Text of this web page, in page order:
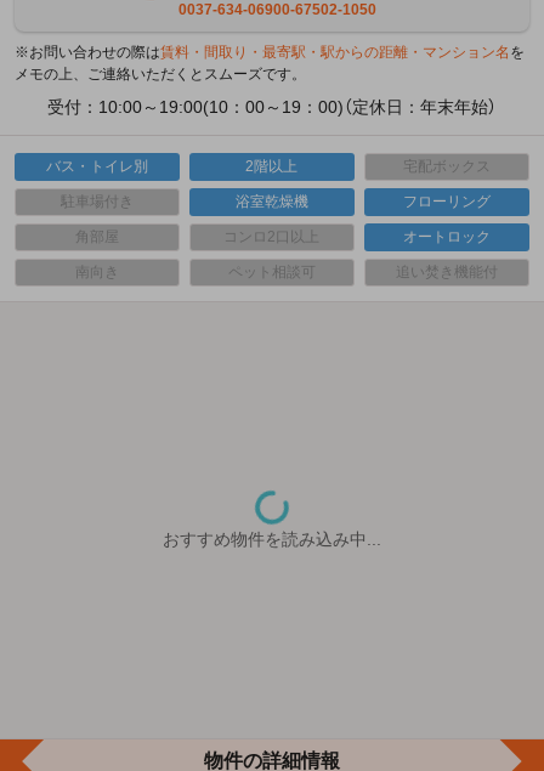
0037-634-06900-67502-1050
※お問い合わせの際は賃料・間取り・最寄駅・駅からの距離・マンション名 を
メモの上、ご連絡いただくとスムーズです。
受付：10:00～19:00(10：00～19：00)（定休日：年末年始）
バス・トイレ別 2階以上 宅配ボックス
駐車場付き 浴室乾燥機 フローリング
角部屋 コンロ2口以上 オートロック
南向き ペット相談可 追い焚き機能付
おすすめ物件を読み込み中...
物件の詳細情報